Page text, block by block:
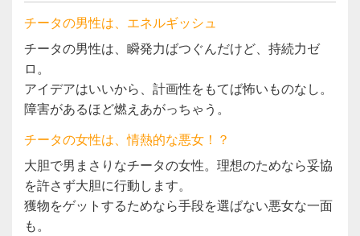
チータの男性は、エネルギッシュ
チータの男性は、瞬発力ばつぐんだけど、持続力ゼ
ロ。
アイデアはいいから、計画性をもてば怖いものなし。
障害があるほど燃えあがっちゃう。
チータの女性は、情熱的な悪女！？
大胆で男まさりなチータの女性。理想のためなら妥協
を許さず大胆に行動します。
獲物をゲットするためなら手段を選ばない悪女な一面
も。